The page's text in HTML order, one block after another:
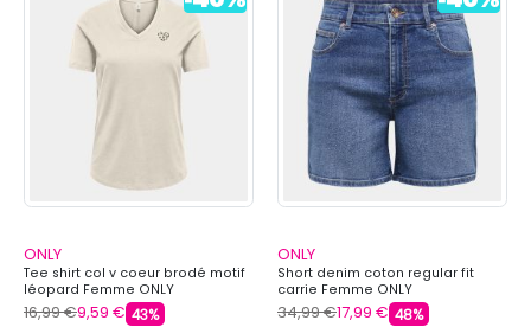
ONLY
Tee shirt col v coeur brodé motif
léopard Femme ONLY
16,99 €9,59 € 43%
ONLY
Short denim coton regular fit
carrie Femme ONLY
34,99 €17,99 € 48%